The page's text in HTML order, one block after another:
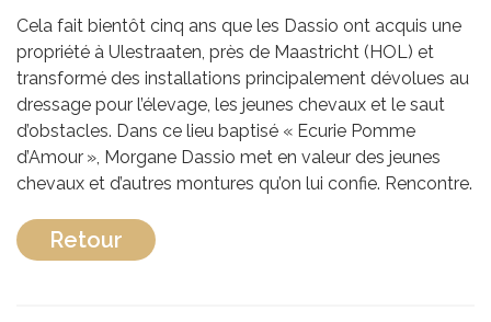
Cela fait bientôt cinq ans que les Dassio ont acquis une
propriété à Ulestraaten, près de Maastricht (HOL) et
transformé des installations principalement dévolues au
dressage pour l’élevage, les jeunes chevaux et le saut
d’obstacles. Dans ce lieu baptisé « Ecurie Pomme
d’Amour », Morgane Dassio met en valeur des jeunes
chevaux et d’autres montures qu’on lui confie. Rencontre.
Retour